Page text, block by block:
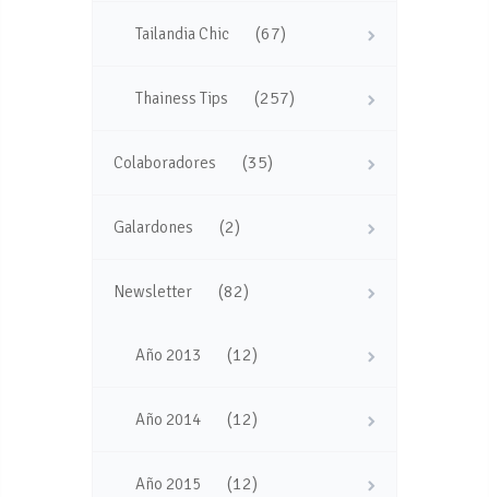
Tailandia Chic (67)
Thainess Tips (257)
Colaboradores (35)
Galardones (2)
Newsletter (82)
Año 2013 (12)
Año 2014 (12)
Año 2015 (12)